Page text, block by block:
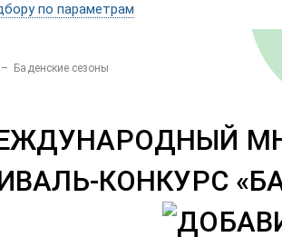
по параметрам
– Баденские сезоны
КОНКУРС